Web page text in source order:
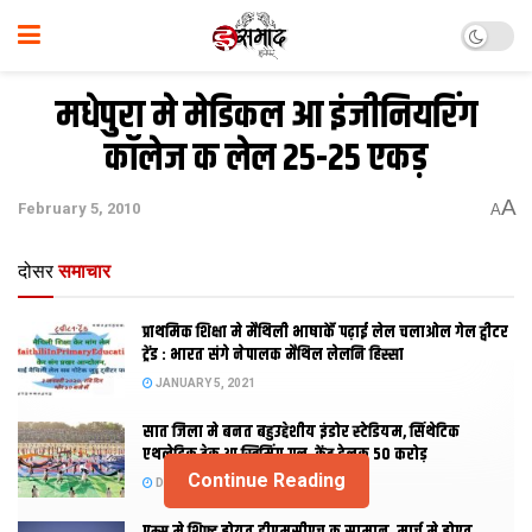
मधेपुरा मे मेडिकल आ इंजीनियरिंग
कॉलेज क लेल 25-25 एकड़
February 5, 2010 AA
दोसर समाचार
प्राथमिक शि‍क्षा मे मैथि‍ली भाषाकेँ पढ़ाई लेल चलाओल गेल ट्वीटर
ट्रेंड : भारत संगे नेपालक मैथिल लेलनि हिस्सा
JANUARY 5, 2021
सात जिला मे बनत बहुउद्देशीय इंडोर स्‍टेडि‍यम, सिंथेटिक
एथलेटिक ट्रेक आ स्विमिंग पुल, केंद्र देलक 50 करोड़
DECEMBER 26, 2020
Continue Reading